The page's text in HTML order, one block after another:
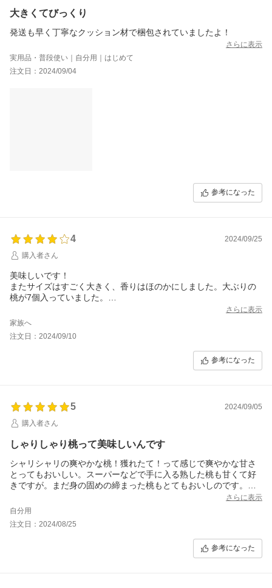
大きくてびっくり
発送も早く丁寧なクッション材で梱包されていましたよ！
さらに表示
実用品・普段使い｜自分用｜はじめて
注文日：2024/09/04
参考になった
4
2024/09/25
購入者さん
美味しいです！
またサイズはすごく大きく、香りはほのかにしました。大ぶりの
桃が7個入っていました。
到着して、すぐ冷蔵庫に入れましたが、割と柔らかい印象。硬い
桃というより、やや硬めの桃かな？ジューシーで美味しいです
念…
さらに表示
家族へ
注文日：2024/09/10
参考になった
5
2024/09/05
購入者さん
しゃりしゃり桃って美味しいんです
シャリシャリの爽やかな桃！獲れたて！って感じで爽やかな甘さ
とってもおいしい。スーパーなどで手に入る熟した桃も甘くて好
きですが。まだ身の固めの締まった桃もとてもおいしのです。た
だこのかための桃で甘くて美味しい物はなかなか見つからないの
です。(硬くて美味しい桃を求めて桃狩りにも行ったり、産地直送
かったりが多い)
こちらの桃は硬い状態で食べても青さもえぐみもなくて爽やか美
味しかったです。熟した桃しか食べたことない方はぜひこのおい
さらに表示
自分用
注文日：2024/08/25
参考になった